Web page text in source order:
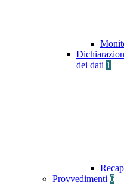
dei dati 1
Provvedimenti 6